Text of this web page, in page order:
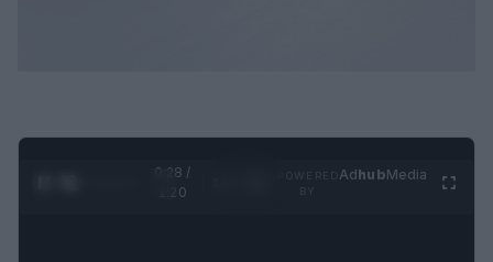
0:29 /
1:20
AdhubMedia